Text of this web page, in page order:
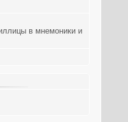
в мнемоники и